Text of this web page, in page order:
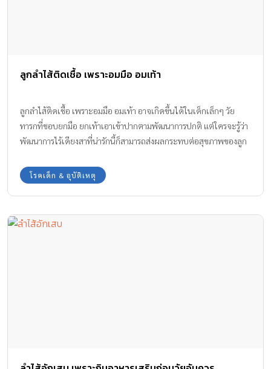
ลูกลำไส้ติดเชื้อ เพราะอมมือ อมเท้า
ลูกลำไส้ติดเชื้อ เพราะอมมือ อมเท้า อาจเกิดขึ้นได้ในเด็กเล็กๆ วัย
ทารกที่ชอบยกมือ ยกเท้าเอาเข้าปากตามพัฒนาการปกติ แต่ใครจะรู้ว่า
พัฒนาการไร้เดียงสาที่น่ารักนี้ก็สามารถส่งผลกระทบต่อสุขภาพของลูก
คุณแม่ที่ลูกมีอาการติดเชื้อในลำไส้ เพราะลูกอมมือ อมเท้าเล่น มาเตือน
ให้ระวังกันค่ะ
โรคเด็ก & อุบัติเหตุ